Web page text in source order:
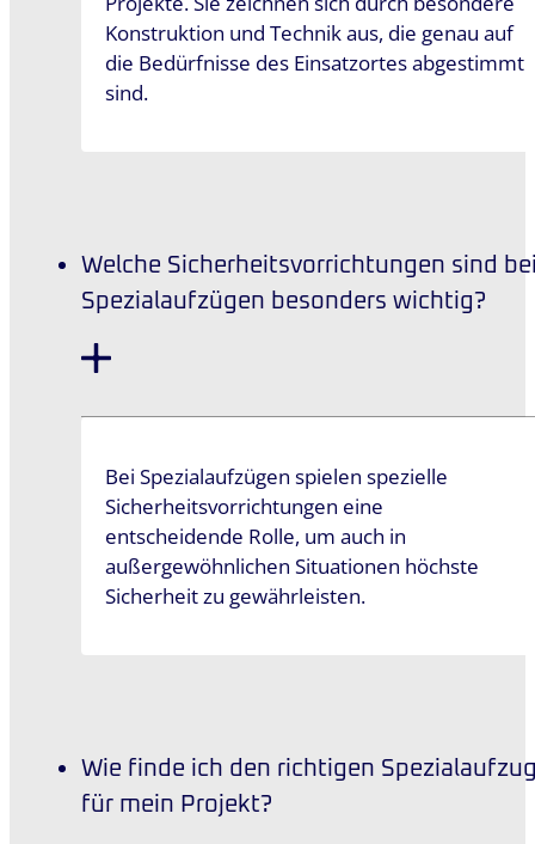
Konstruktion und Technik aus, die genau auf
die Bedürfnisse des Einsatzortes abgestimmt
sind.
Welche Sicherheitsvorrichtungen sind
Spezialaufzügen besonders wichtig?
Bei Spezialaufzügen spielen spezielle
Sicherheitsvorrichtungen eine
entscheidende Rolle, um auch in
außergewöhnlichen Situationen höchste
Sicherheit zu gewährleisten.
Wie finde ich den richtigen
für mein Projekt?